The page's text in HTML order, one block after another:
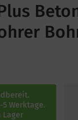
Werktage.
Lager